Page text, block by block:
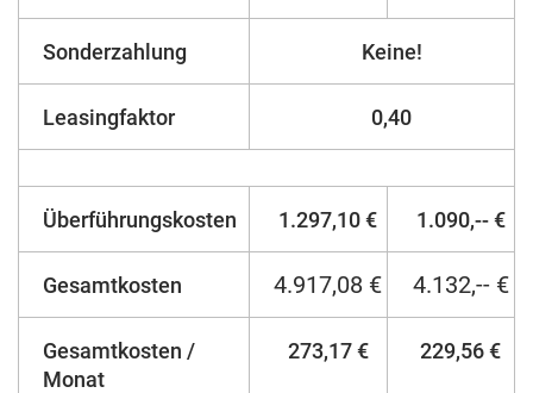
Sonderzahlung Keine!
Leasingfaktor 0,40
Überführungskosten 1.297,10 € 1.090,-- €
Gesamtkosten 4.917,08 € 4.132,-- €
Gesamtkosten /
Monat
273,17 € 229,56 €